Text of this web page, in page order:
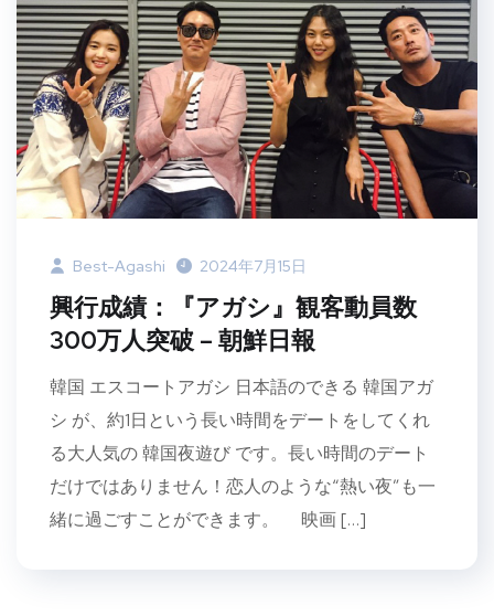
Best-Agashi 2024年7月15日
興行成績：『アガシ』観客動員数
300万人突破 – 朝鮮日報
韓国 エスコートアガシ 日本語のできる 韓国アガ
シ が、約1日という長い時間をデートをしてくれ
る大人気の 韓国夜遊び です。長い時間のデート
だけではありません！恋人のような“熱い夜”も一
緒に過ごすことができます。 映画 […]